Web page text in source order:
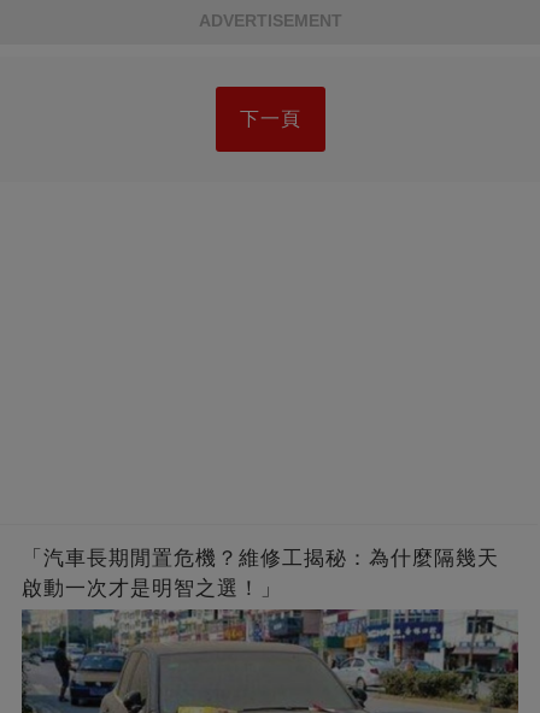
ADVERTISEMENT
下一頁
「汽車長期閒置危機？維修工揭秘：為什麼隔幾天
啟動一次才是明智之選！」